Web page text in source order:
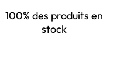
100% des produits en
stock